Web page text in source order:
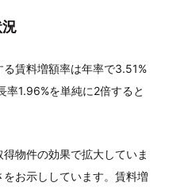
賃料増額率は年率で3.51%
率1.96%を単純に2倍すると
物件の効果で拡大していま
お示ししています。賃料増